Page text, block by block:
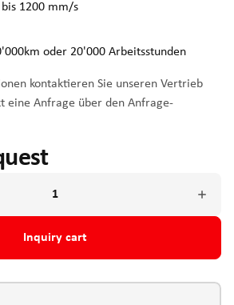
1200 mm/s
oder 20'000 Arbeitsstunden
kontaktieren Sie unseren Vertrieb
eine Anfrage über den Anfrage-
Inquiry cart